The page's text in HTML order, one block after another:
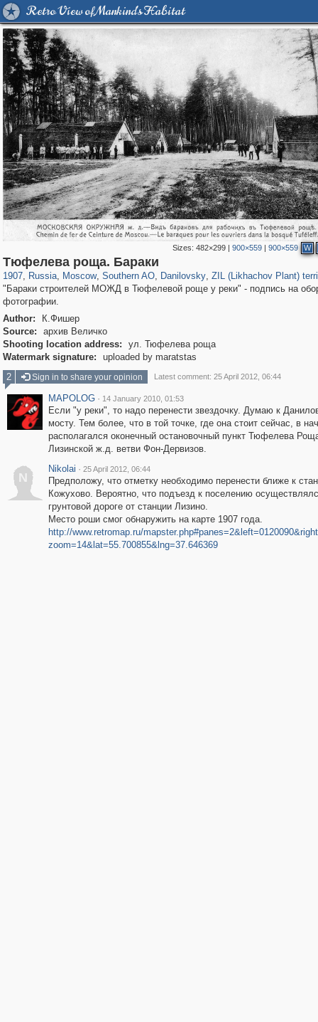
Retro View of Mankind's Habitat
Sizes: 482×299| 900×559| 900×559 W
Тюфелева роща. Бараки
1907, Russia
1,406,482 29,243
, Moscow
319,780 8,286
, Southern AO
21,637 390
, Danilovsky
5,921
, ZIL (Likhachov Plant)
"Бараки строителей МОЖД в Тюфелевой роще у реки" - подпись на
фотографии.
Author:
К.Фишер
Source:
архив Величко
Shooting location address:
ул. Тюфелева роща
Watermark signature:
uploaded by maratstas
2
Sign in to share your opinion Latest comment: 25 April 2012, 06:44
MAPOLOG · 14 January 2010, 01:53
Если "у реки", то надо перенести звездочку. Думаю к
мосту. Тем более, что в той точке, где она стоит сейчас, в
располагался оконечный остановочный пункт Тюфелева
Лизинской ж.д. ветви Фон-Дервизов.
N
Nikolai · 25 April 2012, 06:44
Предположу, что отметку необходимо перенести ближе к
Кожухово. Вероятно, что подъезд к поселению
грунтовой дороге от станции Лизино.
Место роши смог обнаружить на карте 1907 года.
http://www.retromap.ru/
zoom=14&lat=55.700855&lng=37.646369